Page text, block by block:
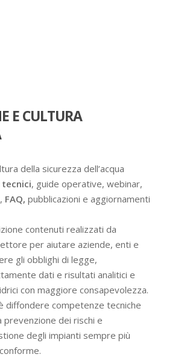
E CULTURA
della sicurezza dell’acqua
, guide operative, webinar,
FAQ, pubblicazioni e aggiornamenti
contenuti realizzati da
per aiutare aziende, enti e
gli obblighi di legge,
dati e risultati analitici e
con maggiore consapevolezza.
diffondere competenze tecniche
prevenzione dei rischi e
degli impianti sempre più